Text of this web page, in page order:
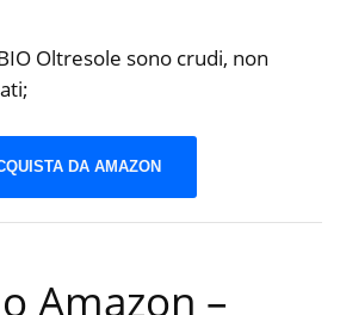
Oltresole sono crudi, non
DA AMAZON
Amazon –